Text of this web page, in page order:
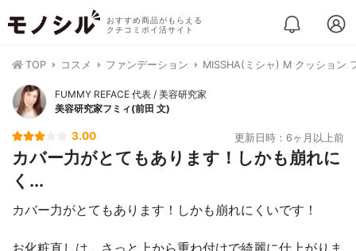
おすすめ商品がもらえる
クチコミポイ活サイト
TOP コスメ ファンデーション MISSHA(ミシャ) M クッション
FUMMY REFACE 代表 / 美容研究家
美容研究家フミィ(前田 文)
3.00 更新日時：6ヶ月以上前
カバー力がとてもあります！しかも崩れに
く...
カバー力がとてもあります！しかも崩れにくいです！
お化粧直しは、さっと上から重ね付けで綺麗に仕上がりま